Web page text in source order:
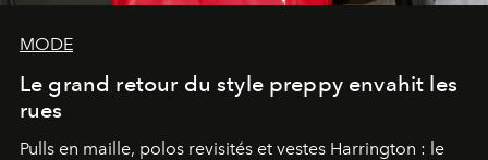
MODE
Le grand retour du style preppy envahit les
rues
Pulls en maille, polos revisités et vestes Harrington : le